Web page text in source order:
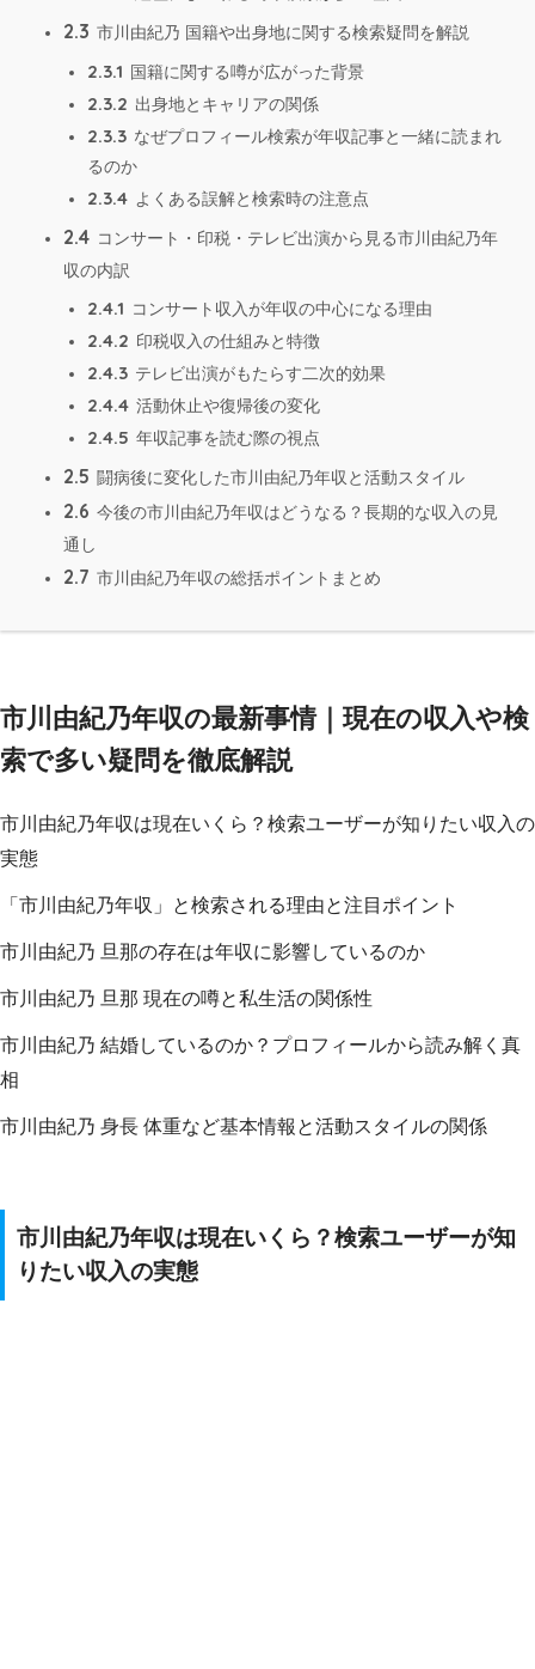
2.3 市川由紀乃 国籍や出身地に関する検索疑問を解説
2.3.1 国籍に関する噂が広がった背景
2.3.2 出身地とキャリアの関係
2.3.3 なぜプロフィール検索が年収記事と一緒に読まれ
るのか
2.3.4 よくある誤解と検索時の注意点
2.4 コンサート・印税・テレビ出演から見る市川由紀乃年
収の内訳
2.4.1 コンサート収入が年収の中心になる理由
2.4.2 印税収入の仕組みと特徴
2.4.3 テレビ出演がもたらす二次的効果
2.4.4 活動休止や復帰後の変化
2.4.5 年収記事を読む際の視点
2.5 闘病後に変化した市川由紀乃年収と活動スタイル
2.6 今後の市川由紀乃年収はどうなる？長期的な収入の見
通し
2.7 市川由紀乃年収の総括ポイントまとめ
市川由紀乃年収の最新事情｜現在の収入や検
索で多い疑問を徹底解説
市川由紀乃年収は現在いくら？検索ユーザーが知りたい収入の
実態
「市川由紀乃年収」と検索される理由と注目ポイント
市川由紀乃 旦那の存在は年収に影響しているのか
市川由紀乃 旦那 現在の噂と私生活の関係性
市川由紀乃 結婚しているのか？プロフィールから読み解く真
相
市川由紀乃 身長 体重など基本情報と活動スタイルの関係
市川由紀乃年収は現在いくら？検索ユーザーが知
りたい収入の実態